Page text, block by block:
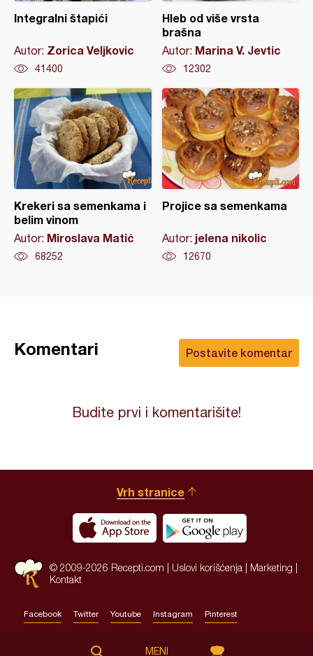
Integralni štapići
Autor: Zorica Veljkovic
41400
Hleb od više vrsta
brašna
Autor: Marina V. Jevtic
12302
Krekeri sa semenkama i
belim vinom
Autor: Miroslava Matić
68252
Projice sa semenkama
Autor: jelena nikolic
12670
Postavite komentar
Komentari
Budite prvi i komentarišite!
Vrh stranice
© 2009-2026 Recepti.com | Uslovi korišćenja Marketing
Kontakt
Facebook Twitter Youtube Instagram Pinterest